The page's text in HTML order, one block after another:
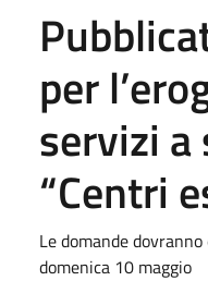
per
servizi
“Centri
Le domande
domenica 10 maggio